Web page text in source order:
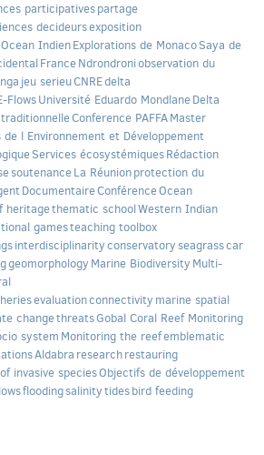
participativespartage
decideursexposition
IndienExplorations de MonacoSaya de
FranceNdrondroniobservation du
jeu serieuCNREdelta
FlowsUniversité Eduardo MondlaneDelta
Conference PAFFAMaster
de l Environnement et Développement
Services écosystémiquesRédaction
soutenanceLa Réunionprotection du
DocumentaireConférenceOcean
heritagethematic schoolWestern Indian
gamesteaching toolbox
interdisciplinarityconservatory seagrasscar
geomorphology Marine Biodiversity Multi-
evaluationconnectivity marine spatial
changethreatsGobal Coral Reef Monitoring
system Monitoring the reefemblematic
Aldabra researchrestauring
invasive speciesObjectifs de développement
floodingsalinitytidesbird feeding